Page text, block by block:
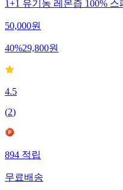
1+1 유기농 레몬즙 100%
50,000원
40%29,800원
4.5
(2)
894적립
무료배송